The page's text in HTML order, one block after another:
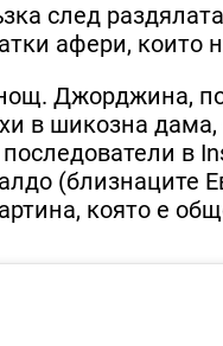
след
афери, които
Джорджина,
в шикозна дама,
в
(близнаците
която е